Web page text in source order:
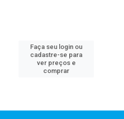
Faça seu login ou
cadastre-se para
ver preços e
comprar